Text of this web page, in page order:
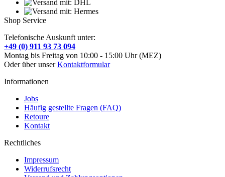
Shop Service
Telefonische Auskunft unter:
+49 (0) 911 93 73 094
Montag bis Freitag von 10:00 - 15:00 Uhr (MEZ)
Oder über unserKontaktformular
Informationen
Jobs
Häufig gestellte Fragen (FAQ)
Retoure
Kontakt
Rechtliches
Impressum
Widerrufsrecht